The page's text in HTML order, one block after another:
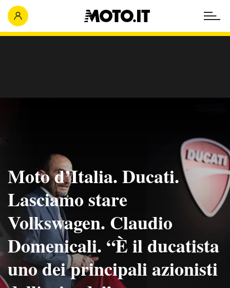
Moto d’Italia. Ducati.
Lasciamo stare
Volkswagen. Claudio
Domenicali. “È il ducatista
uno dei principali azionisti